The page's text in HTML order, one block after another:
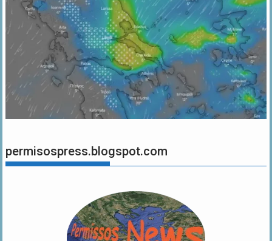
permisospress.blogspot.com